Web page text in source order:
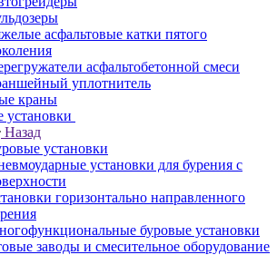
асфальтовые катки пятого
асфальтобетонной смеси
уплотнитель
краны
установки
Назад
установки
установки для бурения с
горизонтально направленного
буровые установки
заводы и смесительное оборудование